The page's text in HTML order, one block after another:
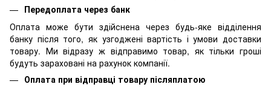
Передоплата через банк
Оплата може бути здійснена через будь-яке відділення
банку після того, як узгоджені вартість і умови доставки
товару. Ми відразу ж відправимо товар, як тільки гроші
будуть зараховані на рахунок компанії.
Оплата при відправці товару післяплатою